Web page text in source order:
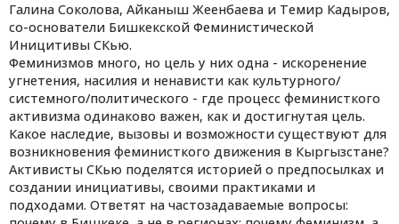
Галина Соколова, Айканыш Жеенбаева и Темир Кадыров,
со-основатели Бишкекской Феминистической
Иницитивы СКью.
Феминизмов много, но цель у них одна - искоренение
угнетения, насилия и ненависти как культурного/
системного/политического - где процесс феминисткого
активизма одинаково важен, как и достигнутая цель.
Какое наследие, вызовы и возможности существуют для
возникновения феминисткого движения в Кыргызстане?
Активисты СКью поделятся историей о предпосылках и
cоздании инициативы, своими практиками и
подходами. Ответят на частозадаваемые вопросы: